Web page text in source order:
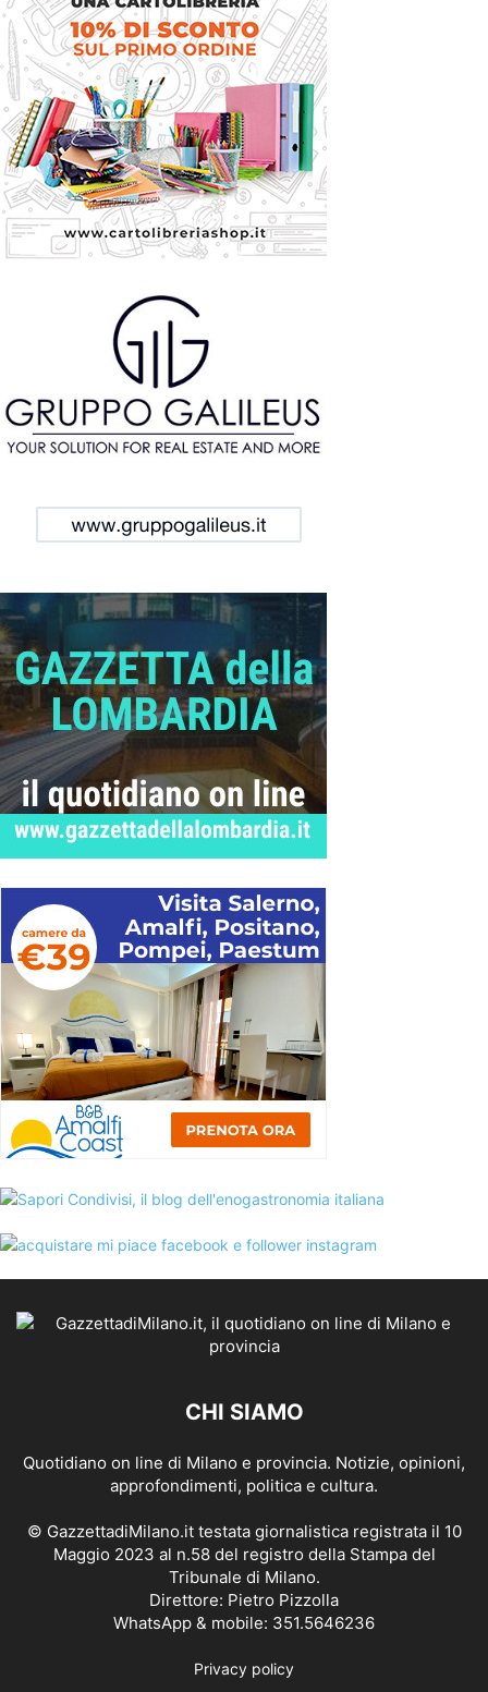
CHI SIAMO
Quotidiano on line di Milano e provincia. Notizie, opinioni,
approfondimenti, politica e cultura.
© GazzettadiMilano.it testata giornalistica registrata il 10
Maggio 2023 al n.58 del registro della Stampa del
Tribunale di Milano.
Direttore: Pietro Pizzolla
WhatsApp & mobile: 351.5646236
Privacy policy